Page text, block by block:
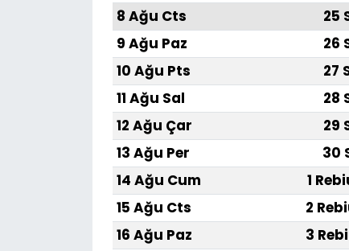
8 Ağu Cts
25
9 Ağu Paz
26
10 Ağu Pts
27
11 Ağu Sal
28
12 Ağu Çar
29
13 Ağu Per
30
14 Ağu Cum
1
15 Ağu Cts
2
16 Ağu Paz
3